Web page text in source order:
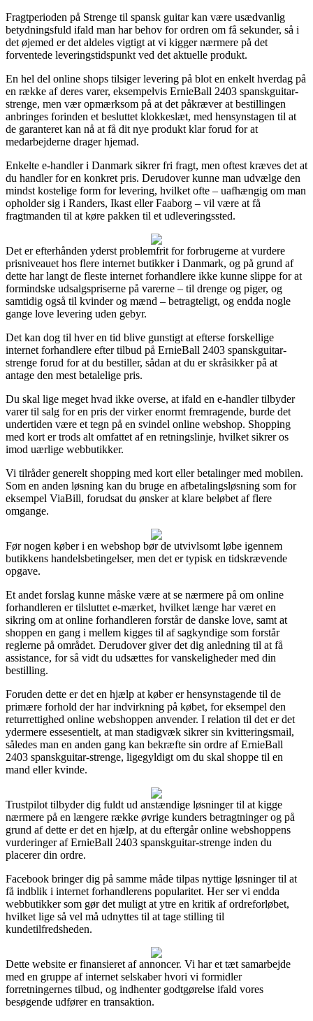
Fragtperioden på Strenge til spansk guitar kan være usædvanlig
betydningsfuld ifald man har behov for ordren om få sekunder, så i
det øjemed er det aldeles vigtigt at vi kigger nærmere på det
forventede leveringstidspunkt ved det aktuelle produkt.
En hel del online shops tilsiger levering på blot en enkelt hverdag på
en række af deres varer, eksempelvis ErnieBall 2403 spanskguitar-
strenge, men vær opmærksom på at det påkræver at bestillingen
anbringes forinden et besluttet klokkeslæt, med hensynstagen til at
de garanteret kan nå at få dit nye produkt klar forud for at
medarbejderne drager hjemad.
Enkelte e-handler i Danmark sikrer fri fragt, men oftest kræves det at
du handler for en konkret pris. Derudover kunne man udvælge den
mindst kostelige form for levering, hvilket ofte – uafhængig om man
opholder sig i Randers, Ikast eller Faaborg – vil være at få
fragtmanden til at køre pakken til et udleveringssted.
Det er efterhånden yderst problemfrit for forbrugerne at vurdere
prisniveauet hos flere internet butikker i Danmark, og på grund af
dette har langt de fleste internet forhandlere ikke kunne slippe for at
formindske udsalgspriserne på varerne – til drenge og piger, og
samtidig også til kvinder og mænd – betragteligt, og endda nogle
gange love levering uden gebyr.
Det kan dog til hver en tid blive gunstigt at efterse forskellige
internet forhandlere efter tilbud på ErnieBall 2403 spanskguitar-
strenge forud for at du bestiller, sådan at du er skråsikker på at
antage den mest betalelige pris.
Du skal lige meget hvad ikke overse, at ifald en e-handler tilbyder
varer til salg for en pris der virker enormt fremragende, burde det
undertiden være et tegn på en svindel online webshop. Shopping
med kort er trods alt omfattet af en retningslinje, hvilket sikrer os
imod uærlige webbutikker.
Vi tilråder generelt shopping med kort eller betalinger med mobilen.
Som en anden løsning kan du bruge en afbetalingsløsning som for
eksempel ViaBill, forudsat du ønsker at klare beløbet af flere
omgange.
Før nogen køber i en webshop bør de utvivlsomt løbe igennem
butikkens handelsbetingelser, men det er typisk en tidskrævende
opgave.
Et andet forslag kunne måske være at se nærmere på om online
forhandleren er tilsluttet e-mærket, hvilket længe har været en
sikring om at online forhandleren forstår de danske love, samt at
shoppen en gang i mellem kigges til af sagkyndige som forstår
reglerne på området. Derudover giver det dig anledning til at få
assistance, for så vidt du udsættes for vanskeligheder med din
bestilling.
Foruden dette er det en hjælp at køber er hensynstagende til de
primære forhold der har indvirkning på købet, for eksempel den
returrettighed online webshoppen anvender. I relation til det er det
ydermere essesentielt, at man stadigvæk sikrer sin kvitteringsmail,
således man en anden gang kan bekræfte sin ordre af ErnieBall
2403 spanskguitar-strenge, ligegyldigt om du skal shoppe til en
mand eller kvinde.
Trustpilot tilbyder dig fuldt ud anstændige løsninger til at kigge
nærmere på en længere række øvrige kunders betragtninger og på
grund af dette er det en hjælp, at du eftergår online webshoppens
vurderinger af ErnieBall 2403 spanskguitar-strenge inden du
placerer din ordre.
Facebook bringer dig på samme måde tilpas nyttige løsninger til at
få indblik i internet forhandlerens popularitet. Her ser vi endda
webbutikker som gør det muligt at ytre en kritik af ordreforløbet,
hvilket lige så vel må udnyttes til at tage stilling til
kundetilfredsheden.
Dette website er finansieret af annoncer. Vi har et tæt samarbejde
med en gruppe af internet selskaber hvori vi formidler
forretningernes tilbud, og indhenter godtgørelse ifald vores
besøgende udfører en transaktion.